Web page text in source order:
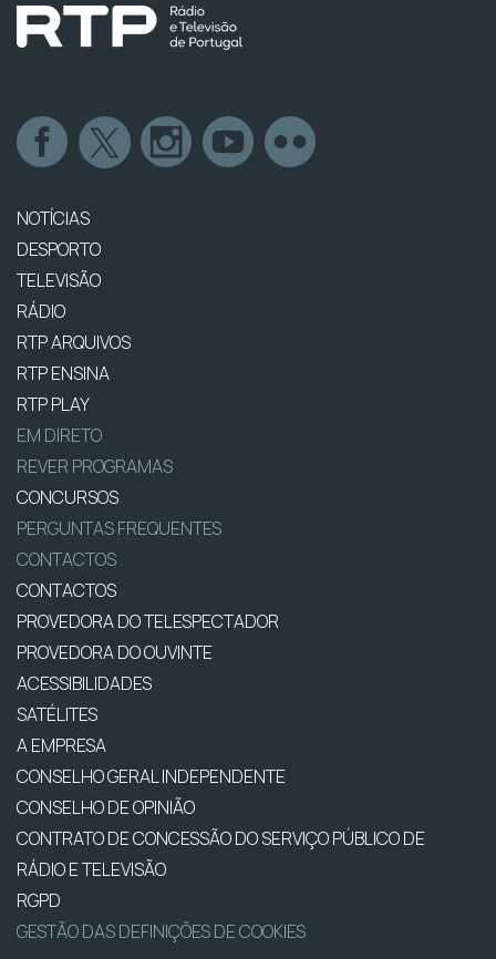
NOTÍCIAS
DESPORTO
TELEVISÃO
RÁDIO
RTP ARQUIVOS
RTP ENSINA
RTP PLAY
EM DIRETO
REVER PROGRAMAS
CONCURSOS
PERGUNTAS FREQUENTES
CONTACTOS
CONTACTOS
PROVEDORA DO TELESPECTADOR
PROVEDORA DO OUVINTE
ACESSIBILIDADES
SATÉLITES
A EMPRESA
CONSELHO GERAL INDEPENDENTE
CONSELHO DE OPINIÃO
CONTRATO DE CONCESSÃO DO SERVIÇO PÚBLICO DE
RÁDIO E TELEVISÃO
RGPD
GESTÃO DAS DEFINIÇÕES DE COOKIES